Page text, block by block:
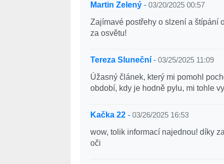
Martin Zelený- 03/20/2025 00:57
Zajímavé postřehy o slzení a štípání
za osvětu!
Tereza Sluneční- 03/25/2025 11:09
Úžasný článek, který mi pomohl
období, kdy je hodně pylu, mi tohle
Kačka 22- 03/26/2025 16:53
wow, tolik informací najednou! díky
oči